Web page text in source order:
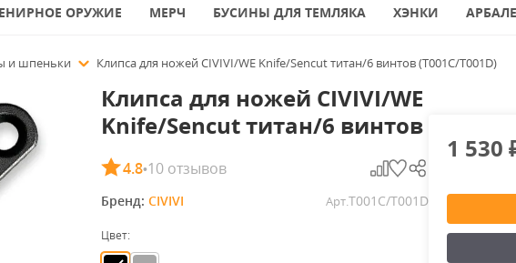
ОРУЖИЕ МЕРЧ БУСИНЫ ДЛЯ ТЕМЛЯКА ХЭНКИ
и шпеньки Клипса для ножей CIVIVI/WE Knife/Sencut титан/6 винтов (T001C/T001D)
Клипса для ножей CIVIVI/WE
Knife/Sencut титан/6 винтов
4.8•10 отзывов
Бренд: CIVIVI Арт.T001C/T001D
Цвет:
1 530